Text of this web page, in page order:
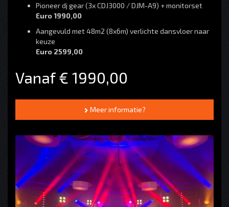
Pioneer dj gear (3x CDJ3000 / DJM-A9) + monitorset
Euro 1990,00
Aangevuld met 48m2 (8x6m) verlichte dansvloer naar
keuze
Euro 2599,00
Vanaf € 1990,00
Meer informatie?